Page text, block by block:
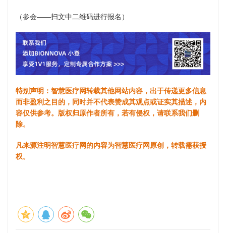
（参会——扫文中二维码进行报名）
特别声明：智慧医疗网转载其他网站内容，出于传递更多信息
而非盈利之目的，同时并不代表赞成其观点或证实其描述，内
容仅供参考。版权归原作者所有，若有侵权，请联系我们删
除。
凡来源注明智慧医疗网的内容为智慧医疗网原创，转载需获授
权。